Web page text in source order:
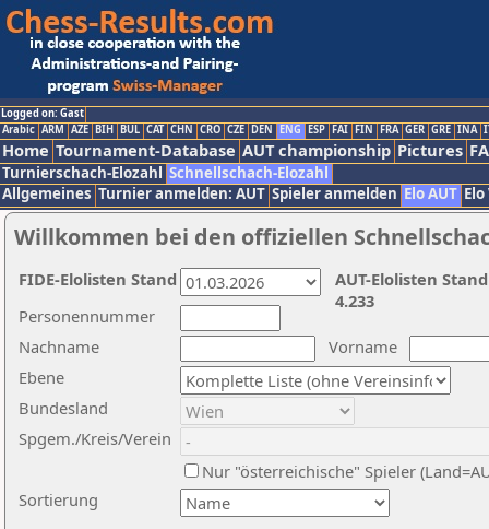
Logged on: Gast
Arabic ARM AZE BIH BUL CAT CHN CRO CZE DEN ENG ESP FAI FIN FRA GER GRE INA
Home Tournament-Database AUT championship Pictures
Turnierschach-Elozahl Schnellschach-Elozahl
Allgemeines Turnier anmelden: AUT Spieler anmelden Elo AUT
Willkommen bei den offiziellen
Nachname
Vorname
Ebene
Sortierung
Personennummer
Bundesland
Spgem./Kreis/Verein
Nur "österreichische" Spieler
AUT-Elolisten
4.233
FIDE-Elolisten Stand